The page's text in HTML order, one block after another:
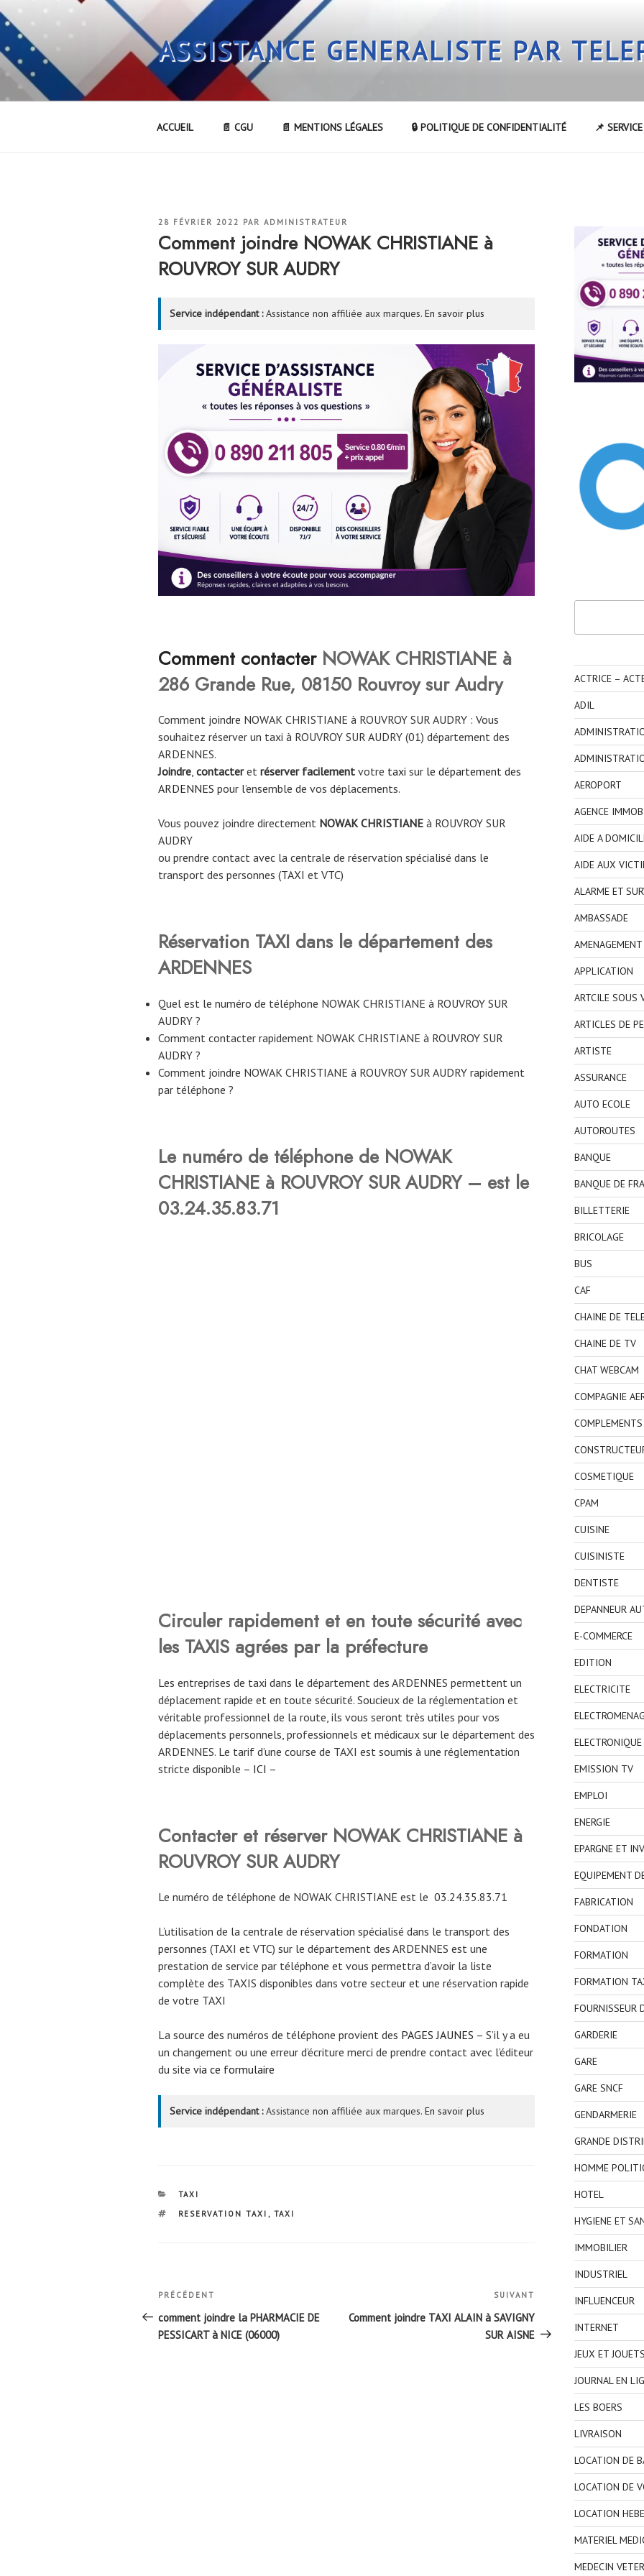
Aller
au
contenu
principal
ASSISTANCE GENERALISTE PAR
ACCUEIL 📄 CGU 📄 MENTIONS LÉGALES 🔒 POLITIQUE DE CONFIDENTIALITÉ 📌
PUBLIÉ
28 FÉVRIER 2022 PAR ADMINISTRATEUR
Comment joindre NOWAK CHRISTIANE à
ROUVROY SUR AUDRY
Service indépendant :Assistance non affiliée aux marques. En savoir plus
Comment contacterNOWAK CHRISTIANE à
286 Grande Rue, 08150 Rouvroy sur Audry
Comment joindre NOWAK CHRISTIANE à ROUVROY SUR AUDRY : Vous
souhaitez réserver un taxi à ROUVROY SUR AUDRY (01) département des
ARDENNES.
Joindre, contacteret réserver facilement votre taxi sur le département des
ARDENNES pour l’ensemble de vos déplacements.
Vous pouvez joindre directement NOWAK CHRISTIANE à ROUVROY SUR
AUDRY
ou prendre contact avec la centrale de réservation spécialisé dans le
transport des personnes (TAXI et VTC)
Réservation TAXI dans le département des
ARDENNES
Quel est le numéro de téléphone NOWAK CHRISTIANE à ROUVROY SUR
AUDRY ?
Comment contacter rapidement NOWAK CHRISTIANE à ROUVROY SUR
AUDRY ?
Comment joindre NOWAK CHRISTIANE à ROUVROY SUR AUDRY rapidement
par téléphone ?
Le numéro de téléphone de NOWAK
CHRISTIANE à ROUVROY SUR AUDRY – est le
03.24.35.83.71
Circuler rapidement et en toute sécurité avec
les TAXIS agrées par la préfecture
Les entreprises de taxi dans le département des ARDENNES permettent un
déplacement rapide et en toute sécurité. Soucieux de la réglementation et
véritable professionnel de la route, ils vous seront très utiles pour vos
déplacements personnels, professionnels et médicaux sur le département des
ARDENNES. Le tarif d’une course de TAXI est soumis à une réglementation
stricte disponible – ICI –
Contacter et réserver NOWAK CHRISTIANE à
ROUVROY SUR AUDRY
Le numéro de téléphone de NOWAK CHRISTIANE est le 03.24.35.83.71
L’utilisation de la centrale de réservation spécialisé dans le transport des
personnes (TAXI et VTC) sur le département des ARDENNES est une
prestation de service par téléphone et vous permettra d’avoir la liste
complète des TAXIS disponibles dans votre secteur et une réservation rapide
de votre TAXI
La source des numéros de téléphone provient des PAGES JAUNES – S’il y a eu
un changement ou une erreur d’écriture merci de prendre contact avec l’éditeur
du site via ce formulaire
Service indépendant :Assistance non affiliée aux marques. En savoir plus
CATÉGORIES
TAXI
ÉTIQUETTES
RESERVATION TAXI , TAXI
Navigation
de
l’article
Article
précédent
PRÉCÉDENT
comment joindre la PHARMACIE DE
PESSICART à NICE (06000)
suivant
SUIVANT
Comment joindre TAXI ALAIN à SAVIGNY
SUR AISNE
ACTRICE –
ADIL
AEROPORT
AGENCE
AIDE A
AIDE AUX
ALARME ET
AMBASSADE
APPLICATION
ARTCILE SOUS
ARTICLES DE
ARTISTE
ASSURANCE
AUTO ECOLE
AUTOROUTES
BANQUE
BANQUE DE
BILLETTERIE
BRICOLAGE
BUS
CAF
CHAINE DE
CHAINE DE TV
CHAT WEBCAM
COMPAGNIE
COSMETIQUE
CPAM
CUISINE
CUISINISTE
DENTISTE
DEPANNEUR
E-COMMERCE
EDITION
ELECTRICITE
EMISSION TV
EMPLOI
ENERGIE
EPARGNE ET
EQUIPEMENT
FABRICATION
FONDATION
FORMATION
FORMATION
FOURNISSEUR
GARDERIE
GARE
GARE SNCF
GENDARMERIE
GRANDE
HOMME
HOTEL
HYGIENE ET
IMMOBILIER
INDUSTRIEL
INFLUENCEUR
INTERNET
JEUX ET JOUETS
JOURNAL EN
LES BOERS
LIVRAISON
LOCATION DE
LOCATION DE
LOCATION
MATERIEL
MEDECIN